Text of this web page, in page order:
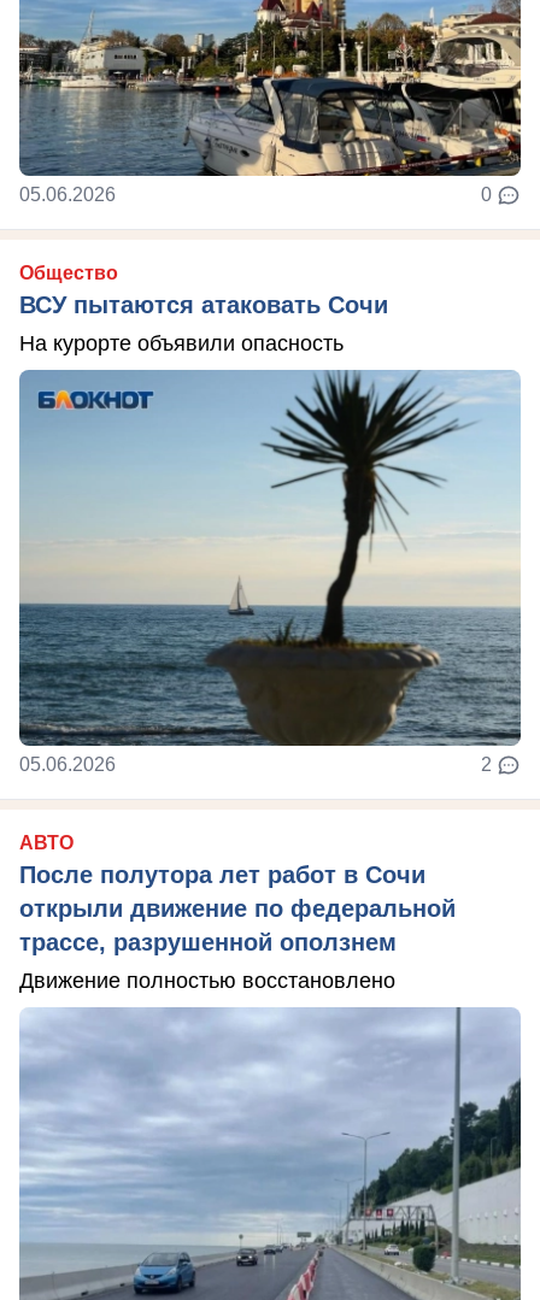
05.06.2026 0
Общество
ВСУ пытаются атаковать Сочи
На курорте объявили опасность
05.06.2026 2
АВТО
После полутора лет работ в Сочи
открыли движение по федеральной
трассе, разрушенной оползнем
Движение полностью восстановлено